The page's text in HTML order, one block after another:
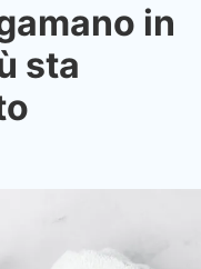
in
sta